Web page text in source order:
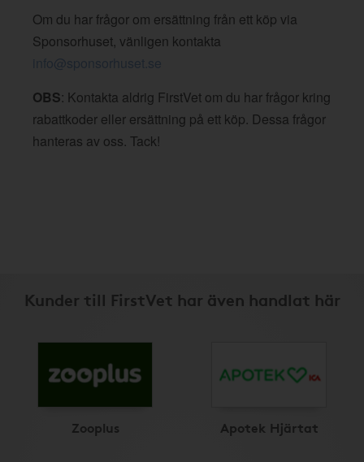
Om du har frågor om ersättning från ett köp via
Sponsorhuset, vänligen kontakta
info@sponsorhuset.se
OBS: Kontakta aldrig FirstVet om du har frågor kring
rabattkoder eller ersättning på ett köp. Dessa frågor
hanteras av oss. Tack!
Kunder till FirstVet har även handlat här
Zooplus Apotek Hjärtat